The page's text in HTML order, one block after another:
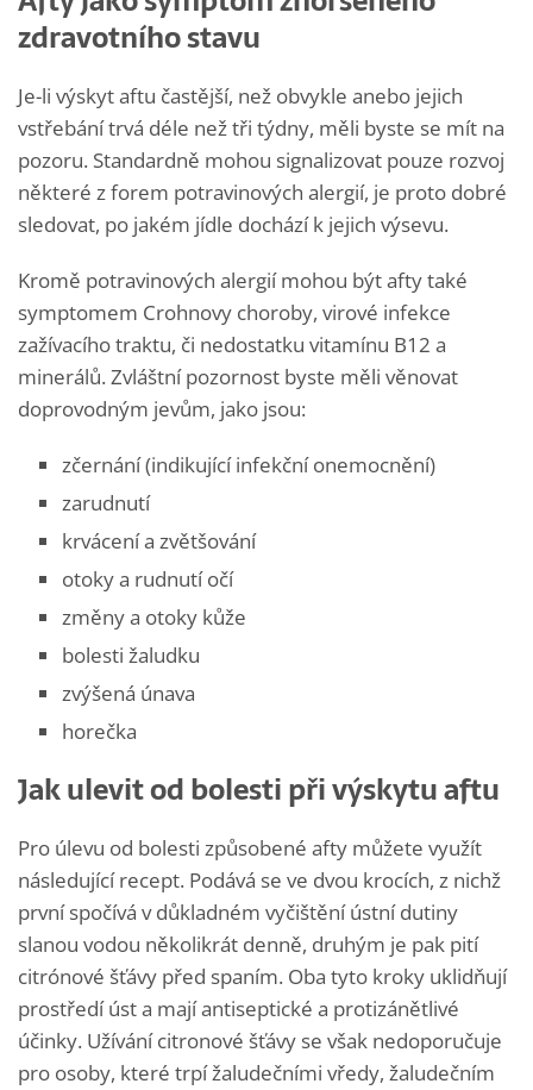
zdravotního stavu
Je-li výskyt aftu častější, než obvykle anebo jejich
vstřebání trvá déle než tři týdny, měli byste se mít na
pozoru. Standardně mohou signalizovat pouze rozvoj
některé z forem potravinových alergií, je proto dobré
sledovat, po jakém jídle dochází k jejich výsevu.
Kromě potravinových alergií mohou být afty také
symptomem Crohnovy choroby, virové infekce
zažívacího traktu, či nedostatku vitamínu B12 a
minerálů. Zvláštní pozornost byste měli věnovat
doprovodným jevům, jako jsou:
zčernání (indikující infekční onemocnění)
zarudnutí
krvácení a zvětšování
otoky a rudnutí očí
změny a otoky kůže
bolesti žaludku
zvýšená únava
horečka
Jak ulevit od bolesti při výskytu aftu
Pro úlevu od bolesti způsobené afty můžete využít
následující recept. Podává se ve dvou krocích, z nichž
první spočívá v důkladném vyčištění ústní dutiny
slanou vodou několikrát denně, druhým je pak pití
citrónové šťávy před spaním. Oba tyto kroky uklidňují
prostředí úst a mají antiseptické a protizánětlivé
účinky. Užívání citronové šťávy se však nedoporučuje
pro osoby, které trpí žaludečními vředy, žaludečním